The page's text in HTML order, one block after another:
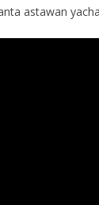
astawan